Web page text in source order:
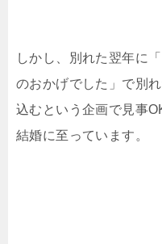
しかし、別れた翌年に
のおかげでした」で別
込むという企画で見事
結婚に至っています。